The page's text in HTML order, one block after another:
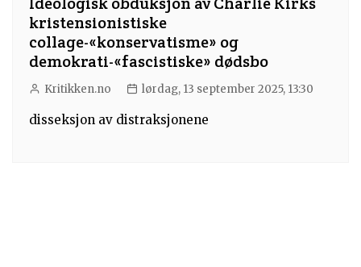
kristensionistiske
collage-«konservatisme» og
demokrati-«fascistiske» dødsbo
Kritikken.no lørdag, 13 september 2025, 13:30
disseksjon av distraksjonene